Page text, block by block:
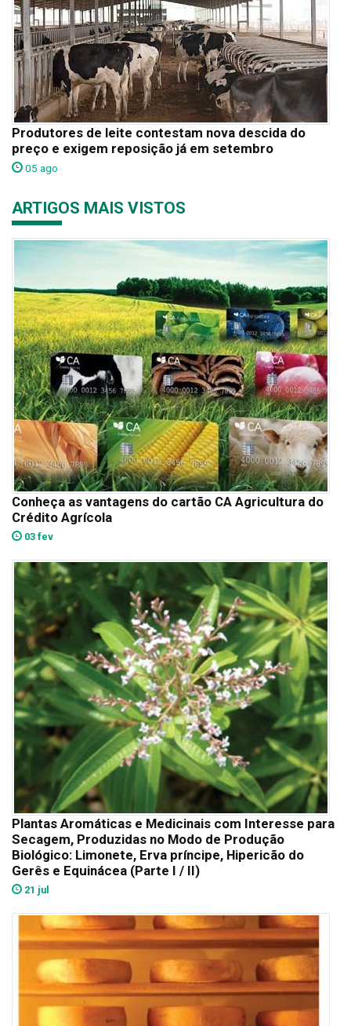
Produtores de leite contestam nova descida do
preço e exigem reposição já em setembro
05 ago
ARTIGOS MAIS VISTOS
Conheça as vantagens do cartão CA Agricultura do
Crédito Agrícola
03 fev
Plantas Aromáticas e Medicinais com Interesse para
Secagem, Produzidas no Modo de Produção
Biológico: Limonete, Erva príncipe, Hipericão do
Gerês e Equinácea (Parte I / II)
21 jul